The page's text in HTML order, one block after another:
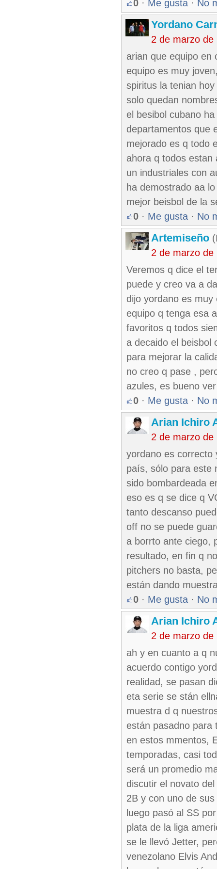
0 · Me gusta · No
Yordano
2 de marzo de
arian que equipo en
equipo es muy
spiritus la tenian
solo quedan
el besibol cubano
departamentos que
mejorado es q todo
ahora q todos estan
un industriales con
ha demostrado aa
mejor beisbol de la
0 · Me gusta · No
Artemiseño
2 de marzo de
Veremos q dice el
puede y creo va a
dijo yordano es
equipo q tenga esa
favoritos q todos
a decaido el beisbol
para mejorar la
no creo q pase ,
azules, es bueno
0 · Me gusta · No
Arian Ichiro
2 de marzo de
yordano es correcto
país, sólo para este
sido bombardeada
eso es q se dice q
tanto descanso
off no se puede
a borrto ante ciego,
resultado, en fin q
pitchers no basta,
están dando
0 · Me gusta · No
Arian Ichiro
2 de marzo de
ah y en cuanto a q
acuerdo contigo
realidad, se pasan
eta serie se stán
muestra d q
están pasadno para
en estos mmentos,
temporadas, casi
será un promedio
discutir el novato
2B y con uno de
luego pasó al SS
plata de la liga
se le llevó Jetter,
venezolano Elvis